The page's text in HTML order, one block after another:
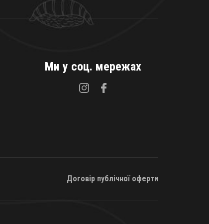
Ми у соц. мережах
Договір публічної оферти